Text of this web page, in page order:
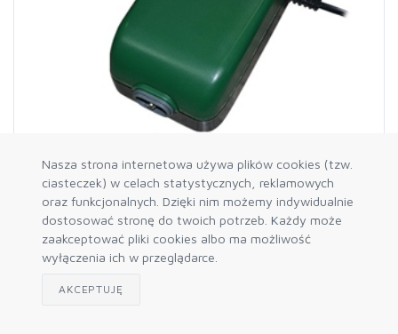
Nasza strona internetowa używa plików cookies (tzw.
ciasteczek) w celach statystycznych, reklamowych
oraz funkcjonalnych. Dzięki nim możemy indywidualnie
dostosować stronę do twoich potrzeb. Każdy może
zaakceptować pliki cookies albo ma możliwość
wyłączenia ich w przeglądarce.
AKCEPTUJĘ
NA-450 napowietrzacz